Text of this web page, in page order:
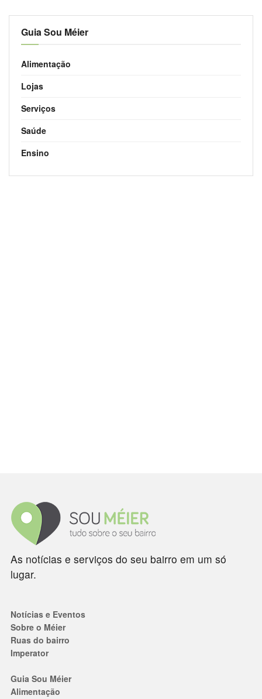
Guia Sou Méier
Alimentação
Lojas
Serviços
Saúde
Ensino
As notícias e serviços do seu bairro em um só
lugar.
Notícias e Eventos
Sobre o Méier
Ruas do bairro
Imperator
Guia Sou Méier
Alimentação